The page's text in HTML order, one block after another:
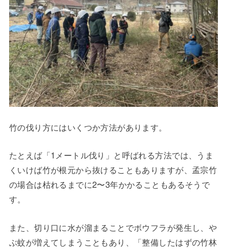
竹の伐り方にはいくつか方法があります。
たとえば「1メートル伐り」と呼ばれる方法では、うま
くいけば竹が根元から抜けることもありますが、孟宗竹
の場合は枯れるまでに2〜3年かかることもあるそうで
す。
また、切り口に水が溜まることでボウフラが発生し、や
ぶ蚊が増えてしまうこともあり、「整備したはずの竹林